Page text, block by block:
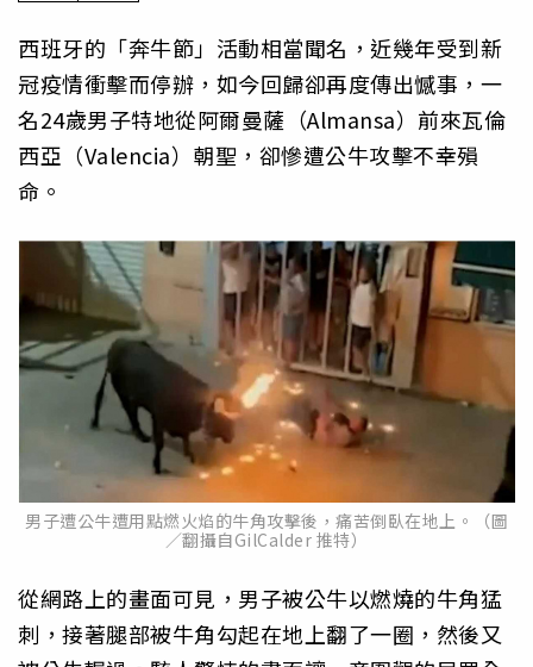
西班牙的「奔牛節」活動相當聞名，近幾年受到新
冠疫情衝擊而停辦，如今回歸卻再度傳出憾事，一
名24歲男子特地從阿爾曼薩（Almansa）前來瓦倫
西亞（Valencia）朝聖，卻慘遭公牛攻擊不幸殞
命。
男子遭公牛遭用點燃火焰的牛角攻擊後，痛苦倒臥在地上。（圖
／翻攝自GilCalder 推特）
從網路上的畫面可見，男子被公牛以燃燒的牛角猛
刺，接著腿部被牛角勾起在地上翻了一圈，然後又